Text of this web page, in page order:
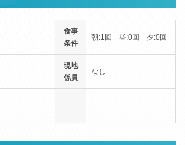
食事
条件
朝:1回 昼:0回 夕:0回
現地
係員
なし